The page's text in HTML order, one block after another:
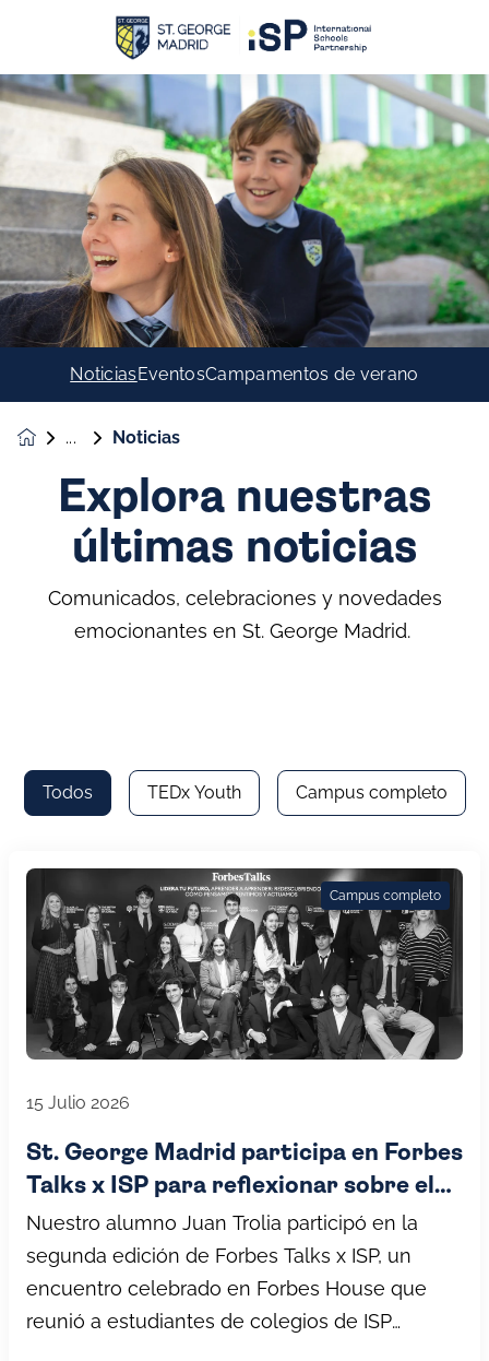
NoticiasEventosCampamentos de verano
Noticias
Explora nuestras
últimas noticias
Comunicados, celebraciones y novedades
emocionantes en St. George Madrid.
Todos TEDx Youth Campus completo
Campus completo
15 Julio 2026
St. George Madrid participa en Forbes
Talks x ISP para reflexionar sobre el
aprendizaje y el futuro de la educación
Nuestro alumno Juan Trolia participó en la
segunda edición de Forbes Talks x ISP, un
encuentro celebrado en Forbes House que
reunió a estudiantes de colegios de ISP